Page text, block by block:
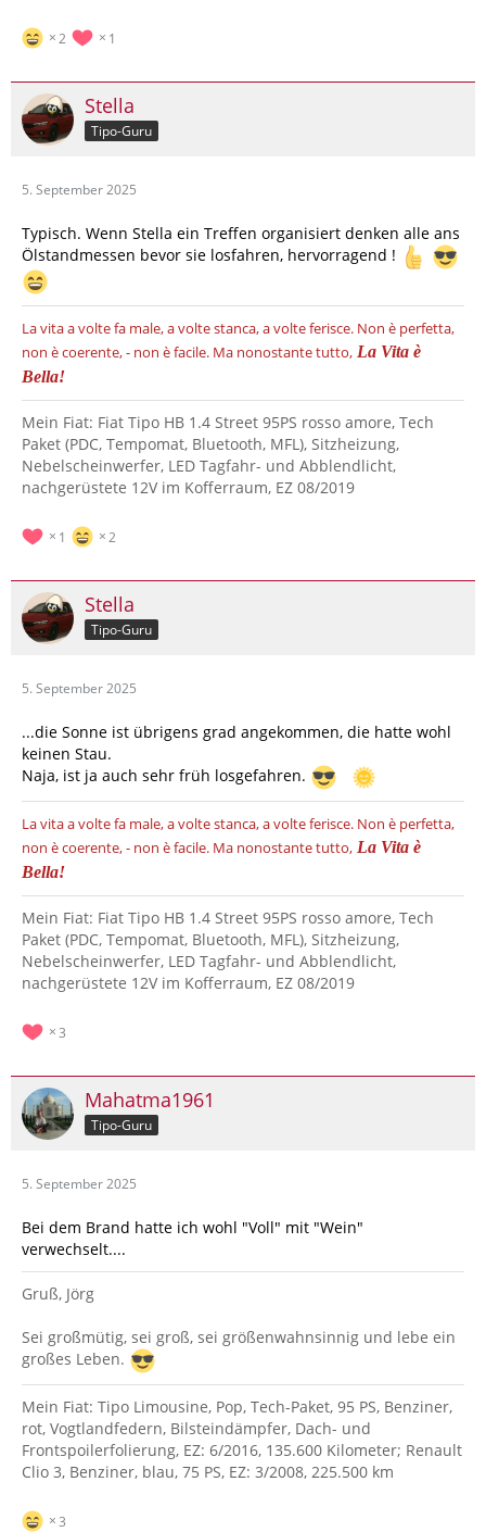
2 1
Stella
Tipo-Guru
5. September 2025
Typisch. Wenn Stella ein Treffen organisiert denken alle ans
Ölstandmessen bevor sie losfahren, hervorragend !
La vita a volte fa male, a volte stanca, a volte ferisce. Non è perfetta,
non è coerente, - non è facile. Ma nonostante tutto, La Vita è
Bella!
Mein Fiat: Fiat Tipo HB 1.4 Street 95PS rosso amore, Tech
Paket (PDC, Tempomat, Bluetooth, MFL), Sitzheizung,
Nebelscheinwerfer, LED Tagfahr- und Abblendlicht,
nachgerüstete 12V im Kofferraum, EZ 08/2019
1 2
Stella
Tipo-Guru
5. September 2025
...die Sonne ist übrigens grad angekommen, die hatte wohl
keinen Stau.
Naja, ist ja auch sehr früh losgefahren.
La vita a volte fa male, a volte stanca, a volte ferisce. Non è perfetta,
non è coerente, - non è facile. Ma nonostante tutto, La Vita è
Bella!
Mein Fiat: Fiat Tipo HB 1.4 Street 95PS rosso amore, Tech
Paket (PDC, Tempomat, Bluetooth, MFL), Sitzheizung,
Nebelscheinwerfer, LED Tagfahr- und Abblendlicht,
nachgerüstete 12V im Kofferraum, EZ 08/2019
3
Mahatma1961
Tipo-Guru
5. September 2025
Bei dem Brand hatte ich wohl "Voll" mit "Wein"
verwechselt....
Gruß, Jörg
Sei großmütig, sei groß, sei größenwahnsinnig und lebe ein
großes Leben.
Mein Fiat: Tipo Limousine, Pop, Tech-Paket, 95 PS, Benziner,
rot, Vogtlandfedern, Bilsteindämpfer, Dach- und
Frontspoilerfolierung, EZ: 6/2016, 135.600 Kilometer; Renault
Clio 3, Benziner, blau, 75 PS, EZ: 3/2008, 225.500 km
3